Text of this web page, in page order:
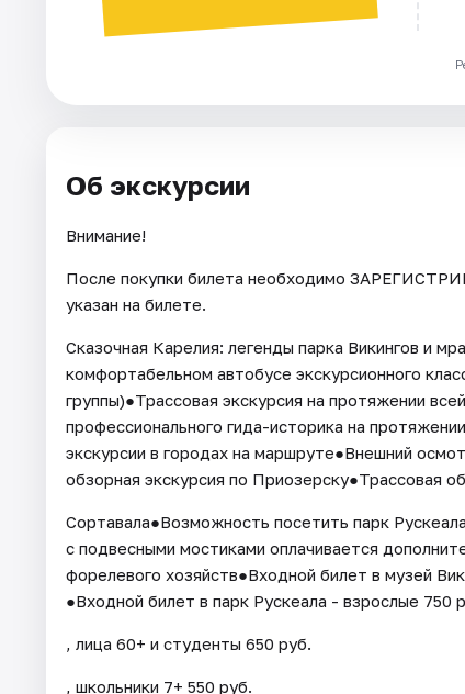
Об экскурсии
Внимание!
После покупки билета необходимо
указан на билете.
Сказочная Карелия: легенды парка Викингов и
комфортабельном автобусе экскурсионного
группы)●Трассовая экскурсия на протяжении
профессионального гида-историка на
экскурсии в городах на маршруте●Внешний
обзорная экскурсия по Приозерску●Трассовая
Сортавала●Возможность посетить парк
с подвесными мостиками оплачивается
форелевого хозяйств●Входной билет в музей
●Входной билет в парк Рускеала - взрослые 750
, лица 60+ и студенты 650 руб.
, школьники 7+ 550 руб.